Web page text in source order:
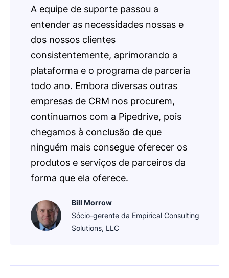
A equipe de suporte passou a
entender as necessidades nossas e
dos nossos clientes
consistentemente, aprimorando a
plataforma e o programa de parceria
todo ano. Embora diversas outras
empresas de CRM nos procurem,
continuamos com a Pipedrive, pois
chegamos à conclusão de que
ninguém mais consegue oferecer os
produtos e serviços de parceiros da
forma que ela oferece.
Bill Morrow
Sócio-gerente da Empirical Consulting
Solutions, LLC